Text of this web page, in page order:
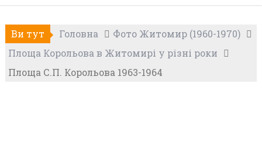
Ви тут Головна
Фото Житомир (1960-1970)
Площа Корольова в Житомирі у різні роки
Площа С.П. Корольова 1963-1964